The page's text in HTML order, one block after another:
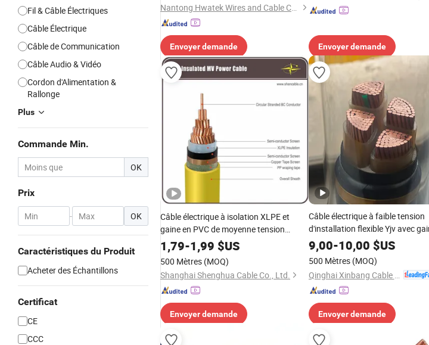
Fil & Câble Électriques
Câble Électrique
Câble de Communication
Câble Audio & Vidéo
Cordon d'Alimentation &
Rallonge
Plus
Commande Min.
OK
Prix
- OK
Caractéristiques du Produit
Acheter des Échantillons
Certificat
CE
CCC
Nantong Hwatek Wires and Cable Co., Ltd.
Envoyer demande Envoyer demande
Câble électrique à isolation XLPE et
gaine en PVC de moyenne tension
Shanghai Shenghua 8.7/15kv
1,79-1,99 $US
500 Mètres (MOQ)
Shanghai Shenghua Cable Co., Ltd.
Envoyer demande
Câble électrique à faible tension
d'installation flexible Yjv avec
PVC pour bâtiment, câble XLPE
9,00-10,00 $US
500 Mètres (MOQ)
Envoyer demande